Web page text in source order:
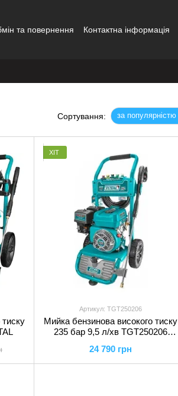
та повернення Контактна інформація
Сортування: за популярністю
ХІТ
Артикул: TGT250206
Мийка бензинова високого тиску
235 бар 9,5 л/хв TGT250206
24 790 грн